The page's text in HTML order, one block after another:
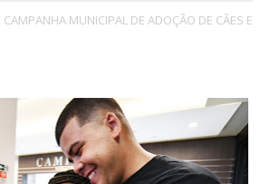
CAMPANHA MUNICIPAL DE ADOÇÃO DE CÃES E